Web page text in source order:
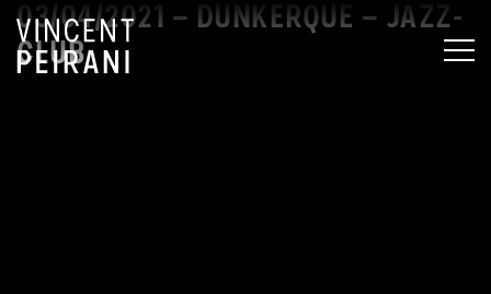
03/04/2021 – DUNKERQUE – JAZZ-
CLUB